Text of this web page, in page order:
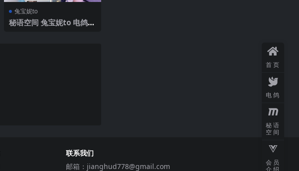
兔宝妮to
秘语空间 兔宝妮to 电鸽 N
联系我们
邮箱： jianghud778@gmail.com
首页
电鸽
秘语
空间
会员
介绍